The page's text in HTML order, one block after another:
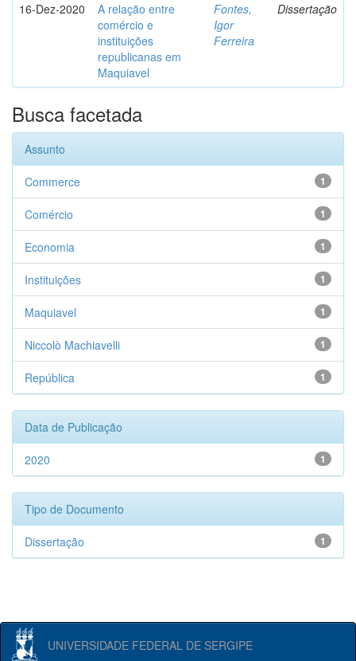
16-Dez-2020
A relação entre
comércio e
instituições
republicanas em
Maquiavel
Fontes,
Igor
Ferreira
Dissertação
Busca facetada
Assunto
1
Commerce
1
Comércio
1
Economia
1
Instituições
1
Maquiavel
1
Niccolò Machiavelli
1
República
Data de Publicação
1
2020
Tipo de Documento
1
Dissertação
UNIVERSIDADE FEDERAL DE SERGIPE